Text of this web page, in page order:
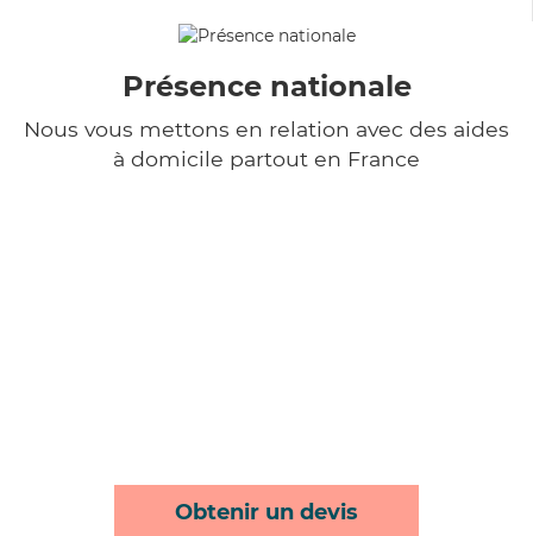
Présence nationale
Nous vous mettons en relation avec des aides
à domicile partout en France
Obtenir un devis